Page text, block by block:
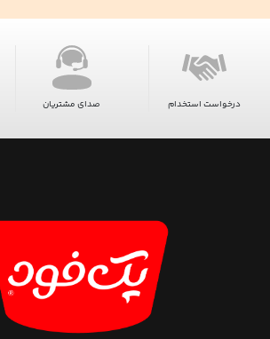
درخواست استخدام صدای مشتریان